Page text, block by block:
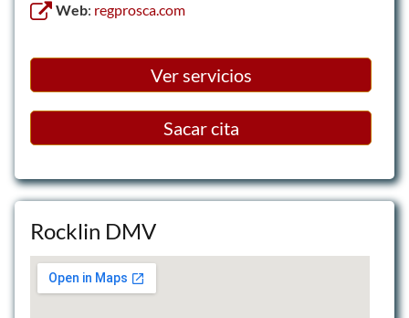
Web: regprosca.com
Ver servicios
Sacar cita
Rocklin DMV